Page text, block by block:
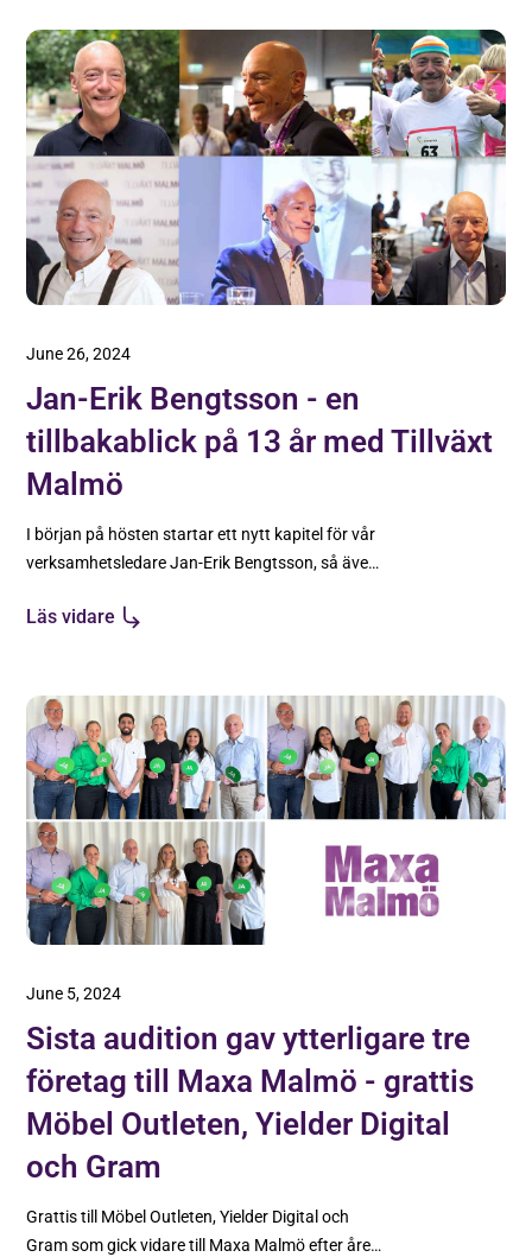
June 26, 2024
Jan-Erik Bengtsson - en
tillbakablick på 13 år med Tillväxt
Malmö
I början på hösten startar ett nytt kapitel för vår
verksamhetsledare Jan-Erik Bengtsson, så även
av hans 13 år hos oss.
Läs vidare
June 5, 2024
Sista audition gav ytterligare tre
företag till Maxa Malmö - grattis
Möbel Outleten, Yielder Digital
och Gram
Grattis till Möbel Outleten, Yielder Digital och
Gram som gick vidare till Maxa Malmö efter årets